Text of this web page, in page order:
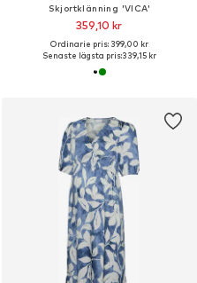
Skjortklänning 'VICA'
359,10 kr
Ordinarie pris: 399,00 kr
Senaste lägsta pris:339,15 kr